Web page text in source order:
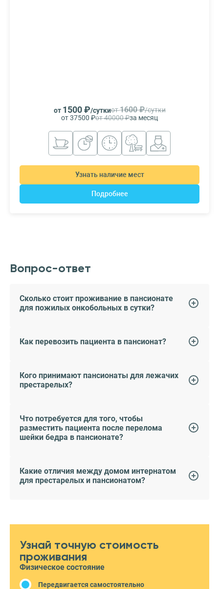
от 1500 ₽/суткиот1600 ₽/сутки
от 37500 ₽от 40000 ₽за месяц
Узнать наличие мест
Подробнее
Вопрос-ответ
Сколько стоит проживание в пансионате
для пожилых онкобольных в сутки?
Как перевозить пациента в пансионат?
Кого принимают пансионаты для лежачих
престарелых?
Что потребуется для того, чтобы
разместить пациента после перелома
шейки бедра в пансионате?
Какие отличия между домом интернатом
для престарелых и пансионатом?
Узнай точную стоимость
проживания
Физическое состояние
Передвигается самостоятельно